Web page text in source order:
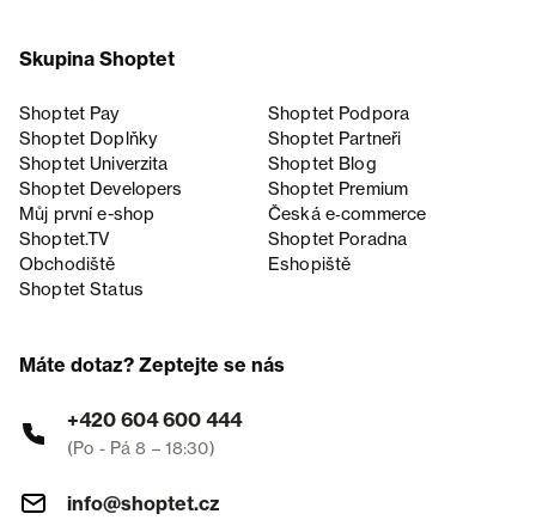
Skupina Shoptet
Shoptet Pay
Shoptet Podpora
Shoptet Doplňky
Shoptet Partneři
Shoptet Univerzita
Shoptet Blog
Shoptet Developers
Shoptet Premium
Můj první e-shop
Česká e‑commerce
Shoptet.TV
Shoptet Poradna
Obchodiště
Eshopiště
Shoptet Status
Máte dotaz? Zeptejte se nás
+420 604 600 444
(Po - Pá 8 – 18:30)
info@shoptet.cz